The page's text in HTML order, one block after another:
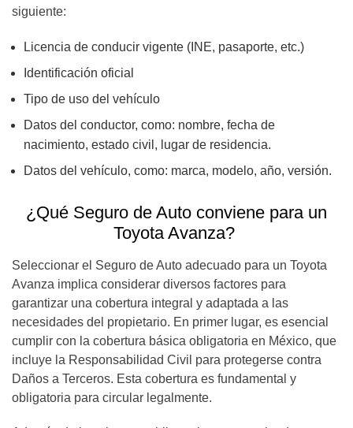
siguiente:
Licencia de conducir vigente (INE, pasaporte, etc.)
Identificación oficial
Tipo de uso del vehículo
Datos del conductor, como: nombre, fecha de
nacimiento, estado civil, lugar de residencia.
Datos del vehículo, como: marca, modelo, año, versión.
¿Qué Seguro de Auto conviene para un
Toyota Avanza?
Seleccionar el Seguro de Auto adecuado para un Toyota
Avanza implica considerar diversos factores para
garantizar una cobertura integral y adaptada a las
necesidades del propietario. En primer lugar, es esencial
cumplir con la cobertura básica obligatoria en México, que
incluye la Responsabilidad Civil para protegerse contra
Daños a Terceros. Esta cobertura es fundamental y
obligatoria para circular legalmente.